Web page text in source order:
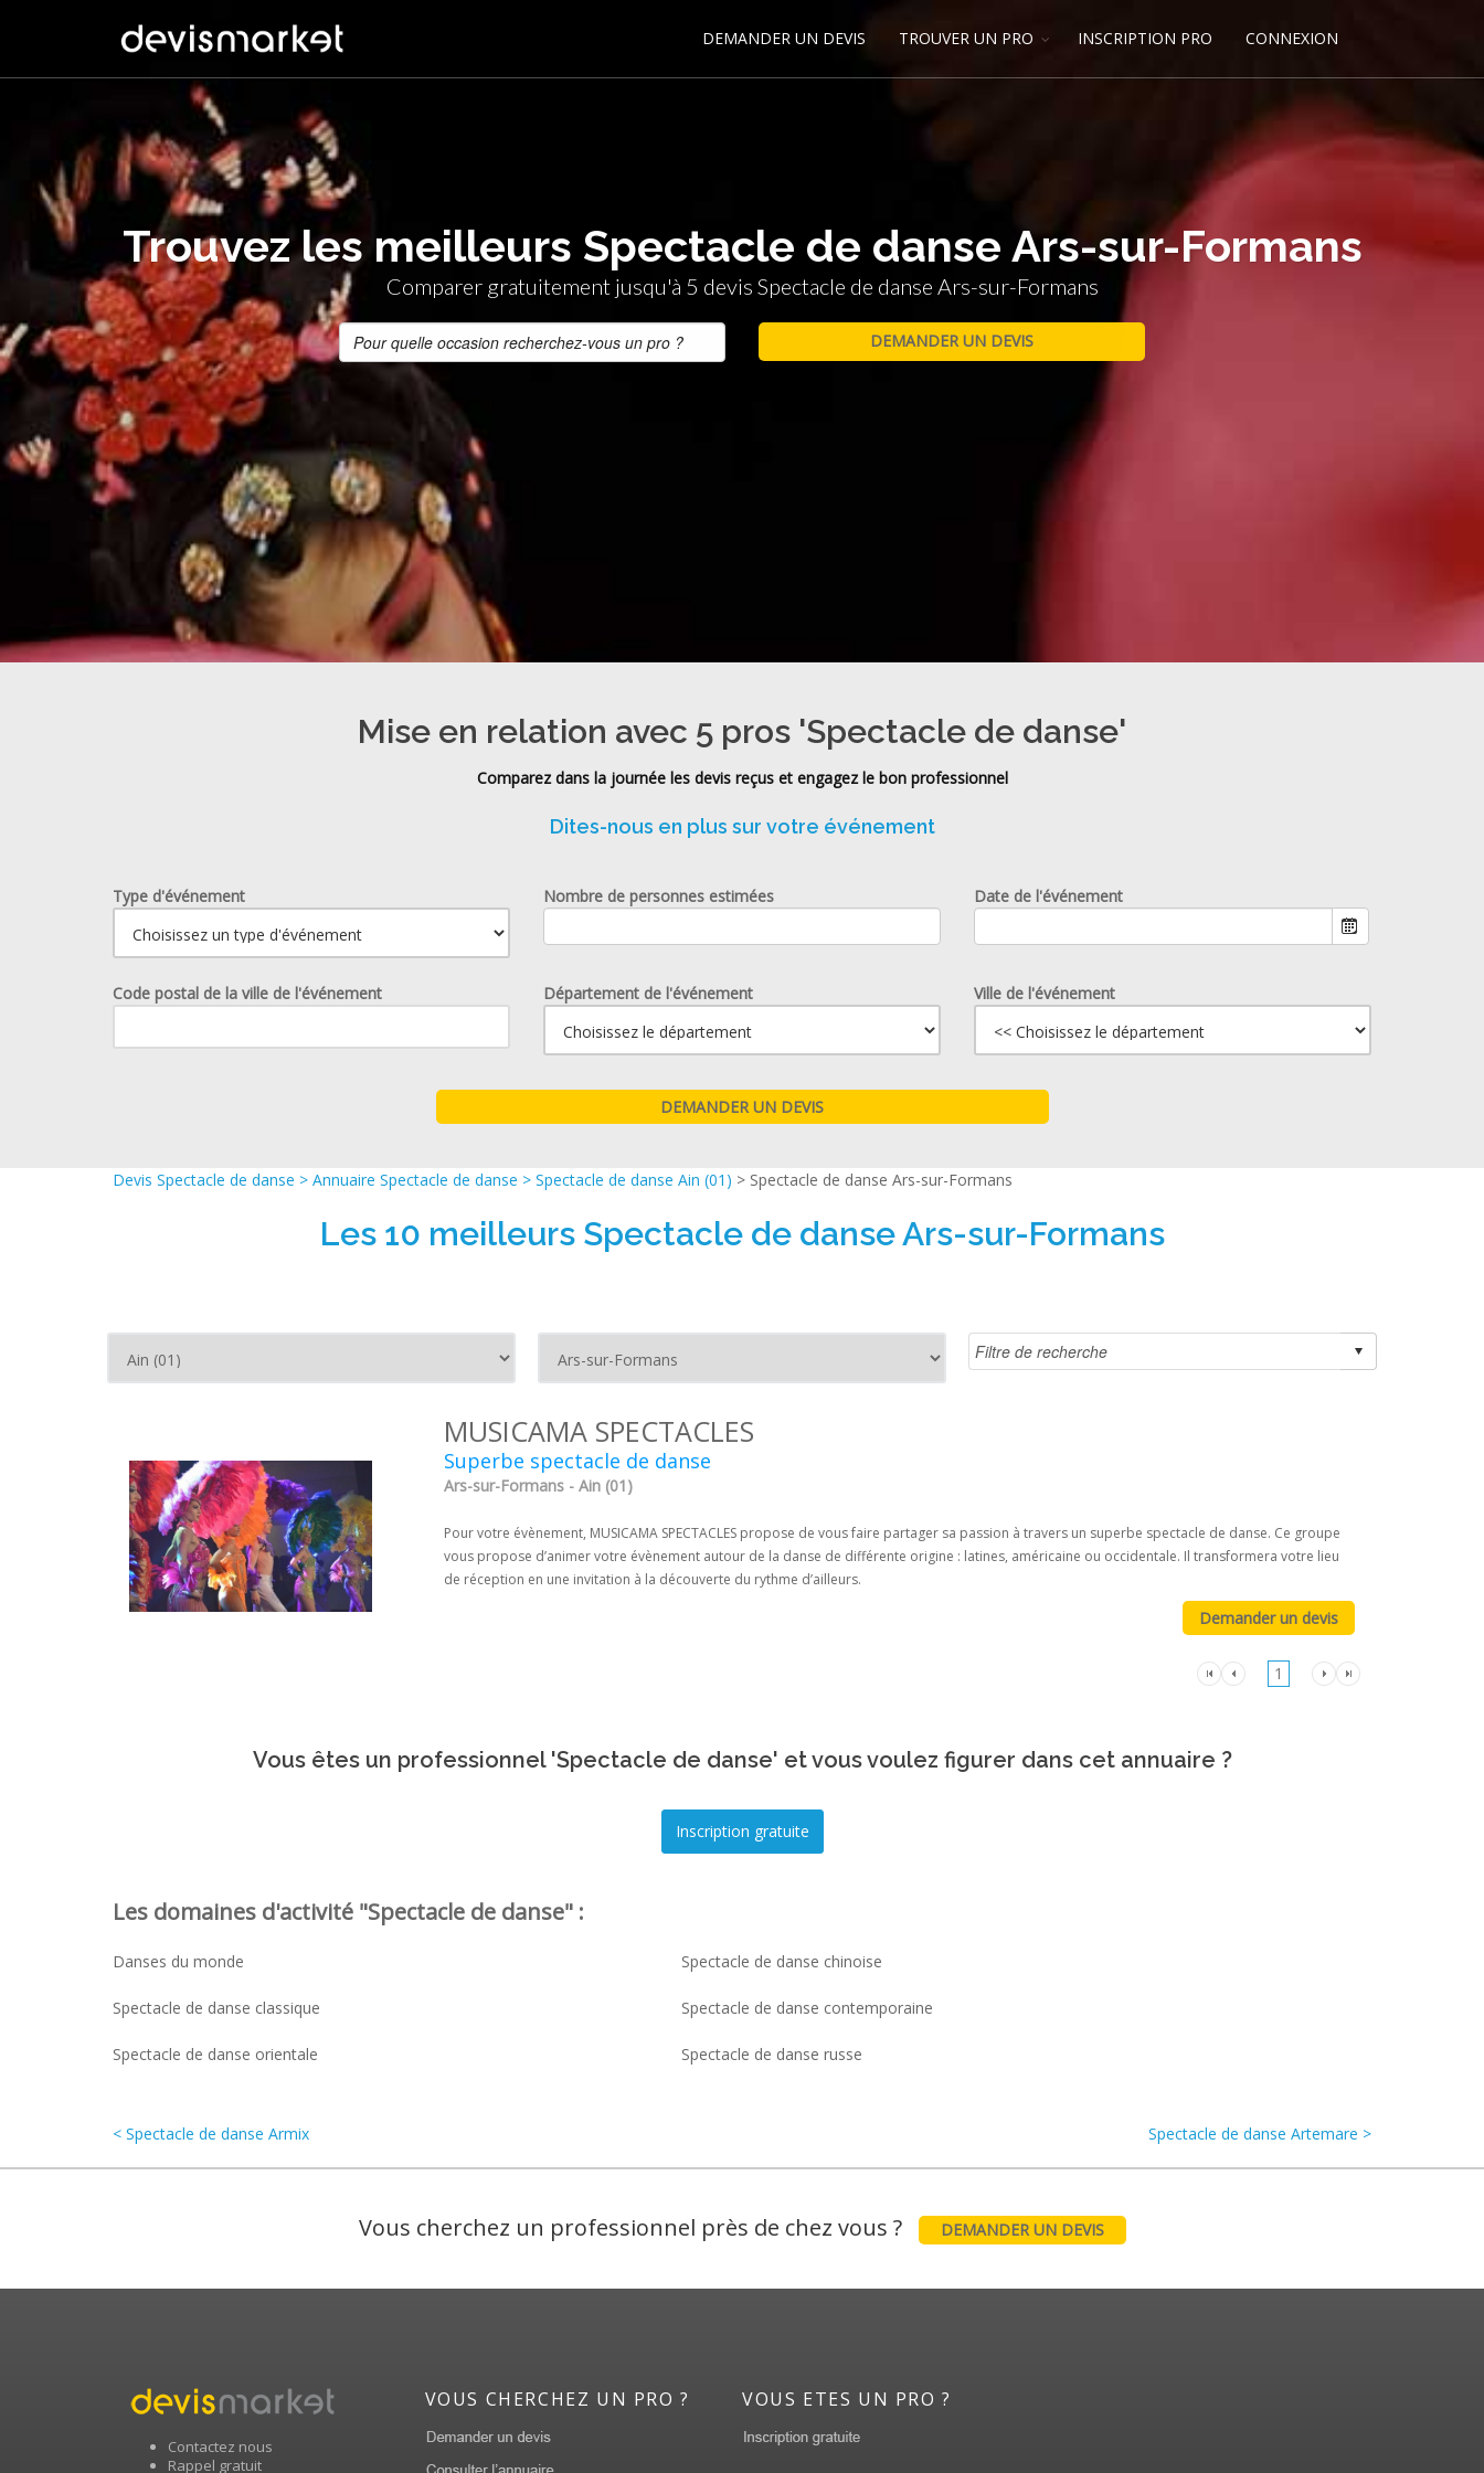
DEMANDER UN DEVIS TROUVER UN PRO INSCRIPTION PRO CONNEXION
Trouvez les meilleurs Spectacle de danse Ars-sur-Formans
Comparer gratuitement jusqu'à 5 devis Spectacle de danse Ars-sur-Formans
Mise en relation avec 5 pros 'Spectacle de danse'
Comparez dans la journée les devis reçus et engagez le bon professionnel
Dites-nous en plus sur votre événement
Type d'événement Nombre de personnes estimées
Date de l'événement
Code postal de la ville de l'événement Département de l'événement Ville de l'événement
Devis Spectacle de danse > Annuaire Spectacle de danse > Spectacle de danse Ain (01) > Spectacle de danse Ars-sur-Formans
Les 10 meilleurs Spectacle de danse Ars-sur-Formans
MUSICAMA SPECTACLES
Superbe spectacle de danse
Ars-sur-Formans - Ain (01)
Pour votre évènement, MUSICAMA SPECTACLES propose de vous faire partager sa passion à travers un superbe spectacle de danse. Ce groupe
vous propose d’animer votre évènement autour de la danse de différente origine : latines, américaine ou occidentale. Il transformera votre lieu
de réception en une invitation à la découverte du rythme d’ailleurs.
1
Vous êtes un professionnel 'Spectacle de danse' et vous voulez figurer dans cet annuaire ?
Les domaines d'activité "Spectacle de danse" :
Danses du monde Spectacle de danse chinoise
Spectacle de danse classique Spectacle de danse contemporaine
Spectacle de danse orientale Spectacle de danse russe
< Spectacle de danse Armix Spectacle de danse Artemare >
Vous cherchez un professionnel près de chez vous ? DEMANDER UN DEVIS
Contactez nous
Rappel gratuit
VOUS CHERCHEZ UN PRO ? VOUS ETES UN PRO ?